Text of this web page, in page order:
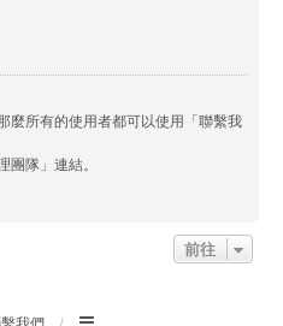
麼所有的使用者都可以使用「聯繫我
團隊」連結。
前往